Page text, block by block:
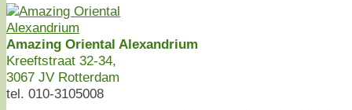
Amazing Oriental Alexandrium
Kreeftstraat 32-34,
3067 JV Rotterdam
tel. 010-3105008